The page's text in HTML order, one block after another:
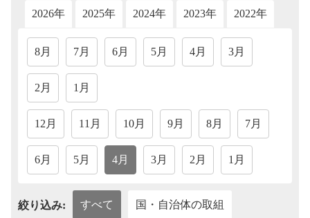
2026年 2025年 2024年 2023年 2022年
8月 7月 6月 5月 4月 3月
2月 1月
12月 11月 10月 9月 8月 7月
6月 5月 4月 3月 2月 1月
絞り込み: すべて 国・自治体の取組